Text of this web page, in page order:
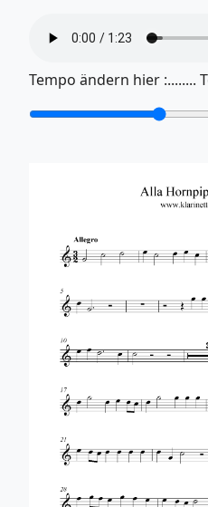
Tempo ändern hier :........